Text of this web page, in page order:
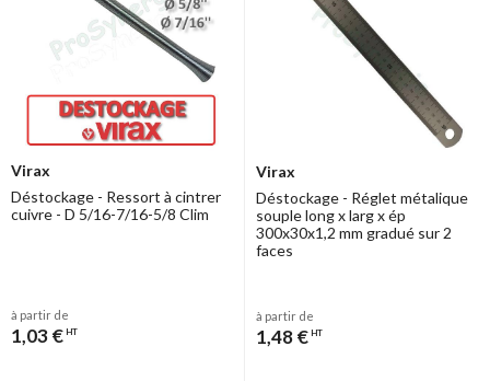
Virax
Déstockage - Ressort à cintrer
cuivre - D 5/16-7/16-5/8 Clim
à partir de
1,03 € HT
Virax
Déstockage - Réglet métalique
souple long x larg x ép
300x30x1,2 mm gradué sur 2
faces
à partir de
1,48 € HT